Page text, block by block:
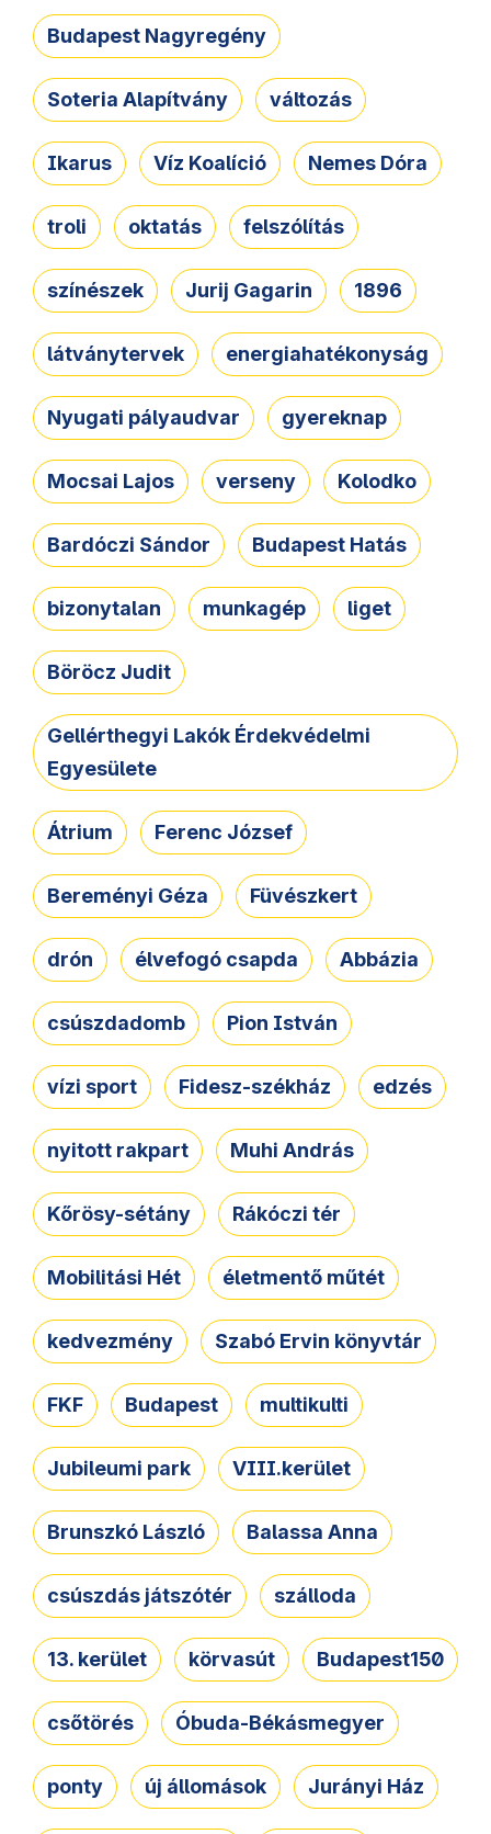
Budapest Nagyregény
Soteria Alapítvány változás
Ikarus Víz Koalíció Nemes Dóra
troli oktatás felszólítás
színészek Jurij Gagarin 1896
látványtervek energiahatékonyság
Nyugati pályaudvar gyereknap
Mocsai Lajos verseny Kolodko
Bardóczi Sándor Budapest Hatás
bizonytalan munkagép liget
Böröcz Judit
Gellérthegyi Lakók Érdekvédelmi
Egyesülete
Átrium Ferenc József
Bereményi Géza Füvészkert
drón élvefogó csapda Abbázia
csúszdadomb Pion István
vízi sport Fidesz-székház edzés
nyitott rakpart Muhi András
Kőrösy-sétány Rákóczi tér
Mobilitási Hét életmentő műtét
kedvezmény Szabó Ervin könyvtár
FKF Budapest multikulti
Jubileumi park VIII.kerület
Brunszkó László Balassa Anna
csúszdás játszótér szálloda
13. kerület körvasút Budapest150
csőtörés Óbuda-Békásmegyer
ponty új állomások Jurányi Ház